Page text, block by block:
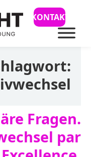
KONTAKT
Fragen.
par